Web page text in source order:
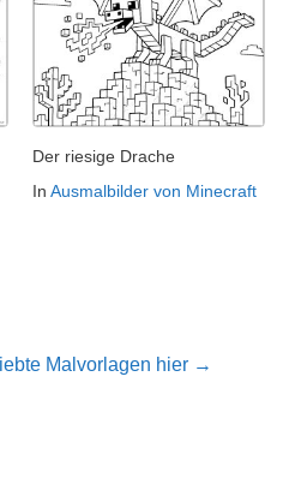
Der riesige Drache
In Ausmalbilder von Minecraft
Malvorlagen hier →